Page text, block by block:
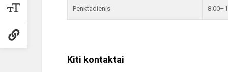
Penktadienis
Kiti kontaktai